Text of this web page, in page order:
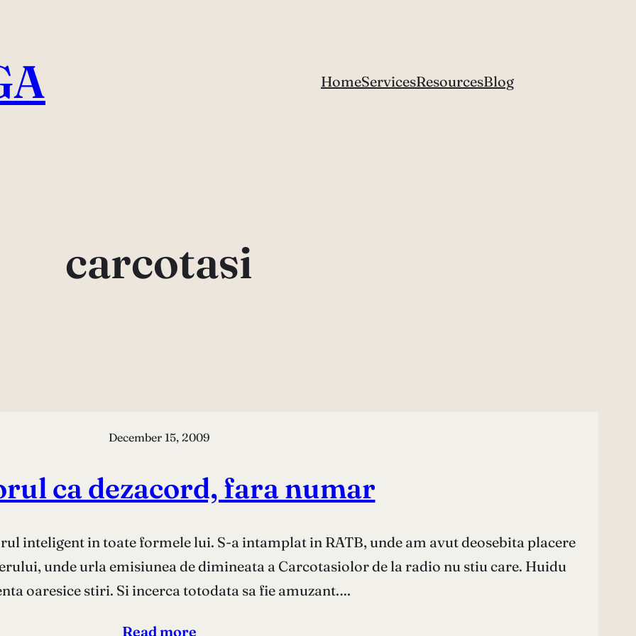
HomeServicesResourcesBlog
carcotasi
December 15, 2009
ca dezacord, fara numar
inteligent in toate formele lui. S-a intamplat in RATB, unde am avut deosebita placere
unde urla emisiunea de dimineata a Carcotasiolor de la radio nu stiu care. Huidu
oaresice stiri. Si incerca totodata sa fie amuzant.…
Read more